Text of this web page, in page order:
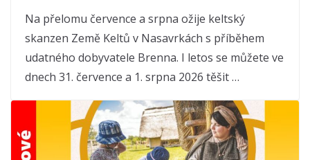
Na přelomu července a srpna ožije keltský
skanzen Země Keltů v Nasavrkách s příběhem
udatného dobyvatele Brenna. I letos se můžete ve
dnech 31. července a 1. srpna 2026 těšit …